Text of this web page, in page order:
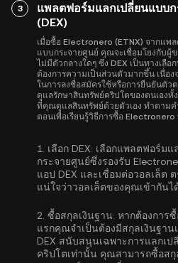
3
แพลตฟอร์มแลกเปลี่ยนแบบ
(DEX)
เมื่อซื้อ Electronero (ETNX) จากแพ
แบบกระจายศูนย์ คุณจะเชื่อมโยงกับผู้
ไม่มีตัวกลางใดๆ ซึ่ง DEX เป็นทางเลือ
ต้องการความเป็นส่วนตัวมากขึ้น เนื่อ
ในการลงชื่อสมัครใช้หรือการยืนยันตัว
ดูแลรักษาสินทรัพย์คริปโตของตนเองทั้
ที่คุณดูแลสินทรัพย์ด้วยตัวเอง ทำตาม
ตอนเพื่อเรียนรู้วิธีการซื้อ Electronero
1. เลือก DEX: เลือกแพลตฟอร์มแ
กระจายศูนย์ซึ่งรองรับ
แอป DEX และเชื่อมต่อวอลเล็ต
แน่ใจว่าวอลเล็ตของคุณเข้ากันไ
2. ซื้อสกุลเงินฐาน: หากต้องการ
แรกคุณจำเป็นต้องมีสกุลเงินฐา
DEX สนับสนุนเฉพาะการแลกเป
คริปโตเท่านั้น คุณสามารถซื้อสกุ